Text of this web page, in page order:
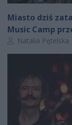
Miasto dziś
Music Camp
Autor artykułu:
Natalia Pętelska